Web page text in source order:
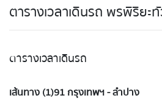
ตารางเวลาเดินรถ พรพิริยะ
ตารางเวลาเดินรถ
เส้นทาง (1)91 กรุงเทพฯ - ลำปาง